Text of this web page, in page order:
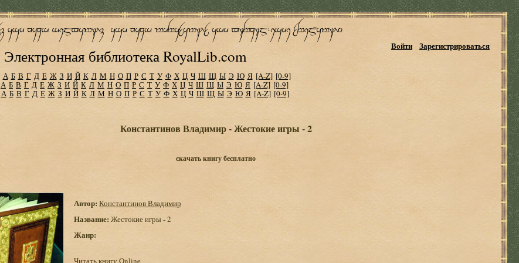
Электронная библиотека RoyalLib.com
Войти Зарегистрироваться
А Б В Г Д Е Ж З И Й К Л М Н О П Р С Т У Ф Х Ц Ч Ш Щ Ы Э Ю Я [A-Z] [0-9]
А Б В Г Д Е Ж З И Й К Л М Н О П Р С Т У Ф Х Ц Ч Ш Щ Ы Э Ю Я [A-Z] [0-9]
А Б В Г Д Е Ж З И Й К Л М Н О П Р С Т У Ф Х Ц Ч Ш Щ Ы Э Ю Я [A-Z] [0-9]
Константинов Владимир - Жестокие игры - 2
скачать книгу бесплатно
Автор: Константинов Владимир
Название: Жестокие игры - 2
Жанр:
Читать книгу Online